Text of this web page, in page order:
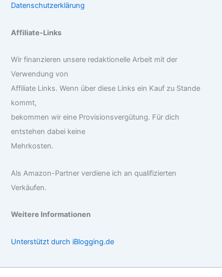
Datenschutzerklärung
Affiliate-Links
Wir finanzieren unsere redaktionelle Arbeit mit der
Verwendung von
Affiliate Links. Wenn über diese Links ein Kauf zu Stande
kommt,
bekommen wir eine Provisionsvergütung. Für dich
entstehen dabei keine
Mehrkosten.
Als Amazon-Partner verdiene ich an qualifizierten
Verkäufen.
Weitere Informationen
Unterstützt durch iBlogging.de